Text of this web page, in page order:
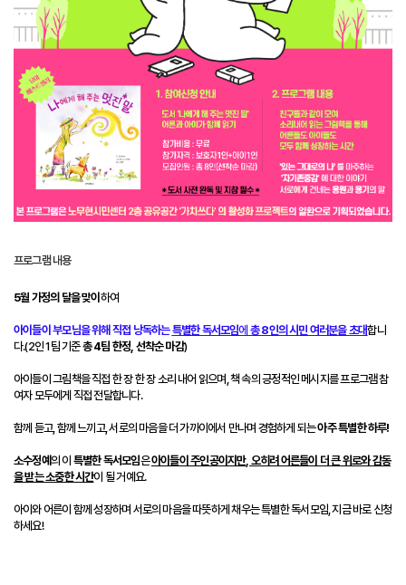
프로그램 내용
5월 가정의 달을 맞이하여
아이들이 부모님을 위해 직접 낭독하는특별한 독서모임에총 8인의 시민 여러분을 초대합니
다.(2인 1팀 기준총 4팀 한정, 선착순 마감)
아이들이 그림책을 직접 한 장 한 장 소리 내어 읽으며, 책 속의 긍정적인 메시지를 프로그램 참
여자 모두에게 직접 전달합니다.
함께 듣고, 함께 느끼고, 서로의 마음을 더 가까이에서 만나며 경험하게 되는아주 특별한 하루!
소수정예의 이 특별한 독서모임은아이들이 주인공이지만, 오히려 어른들이 더 큰 위로와 감동
을 받는 소중한 시간이 될 거예요.
아이와 어른이 함께 성장하며 서로의 마음을 따뜻하게 채우는 특별한 독서모임, 지금 바로 신청
하세요!